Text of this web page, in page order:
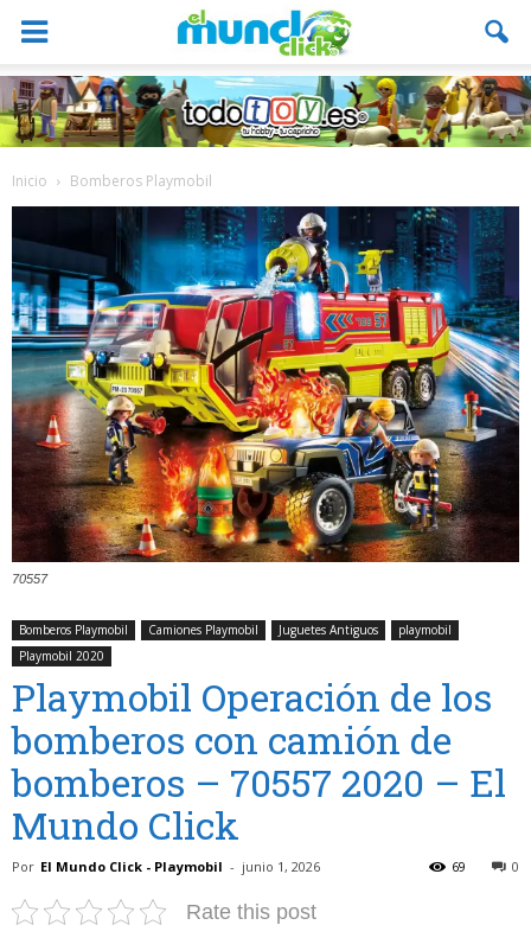
Inicio Bomberos Playmobil
70557
Bomberos Playmobil Camiones Playmobil Juguetes Antiguos
playmobil
Playmobil 2020
Playmobil Operación de los
bomberos con camión de
bomberos – 70557 2020 – El
Mundo Click
Por El Mundo Click - Playmobil - junio 1, 2026 0
69
Rate this post